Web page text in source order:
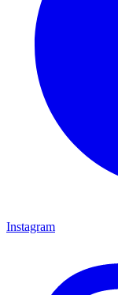
Instagram